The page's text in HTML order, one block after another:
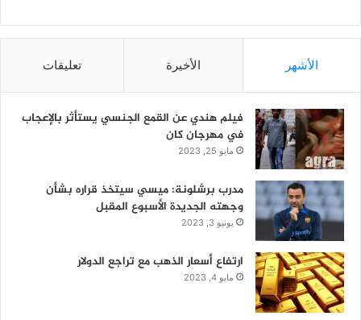
الأشهر الأخيرة تعليقات
فيلم هندي عن القمع الجنسي يستأثر بالإعجاب
في مهرجان كان
مايو 25, 2023
مدرب برشلونة: ميسي سيتخذ قراره بشأن
وجهته الجديدة الأسبوع المقبل
يونيو 3, 2023
ارتفاع أسعار الذهب مع تراجع الدولار
مايو 4, 2023